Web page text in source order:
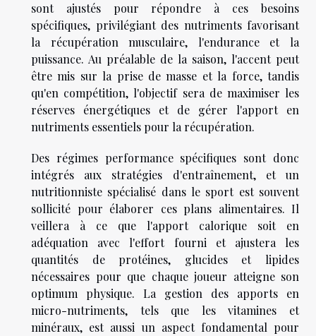
sont ajustés pour répondre à ces besoins
spécifiques, privilégiant des nutriments favorisant
la récupération musculaire, l'endurance et la
puissance. Au préalable de la saison, l'accent peut
être mis sur la prise de masse et la force, tandis
qu'en compétition, l'objectif sera de maximiser les
réserves énergétiques et de gérer l'apport en
nutriments essentiels pour la récupération.
Des régimes performance spécifiques sont donc
intégrés aux stratégies d'entraînement, et un
nutritionniste spécialisé dans le sport est souvent
sollicité pour élaborer ces plans alimentaires. Il
veillera à ce que l'apport calorique soit en
adéquation avec l'effort fourni et ajustera les
quantités de protéines, glucides et lipides
nécessaires pour que chaque joueur atteigne son
optimum physique. La gestion des apports en
micro-nutriments, tels que les vitamines et
minéraux, est aussi un aspect fondamental pour